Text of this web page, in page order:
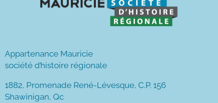
Appartenance Mauricie
société d’histoire régionale
1882, Promenade René-Lévesque, C.P. 156
Shawinigan, Qc